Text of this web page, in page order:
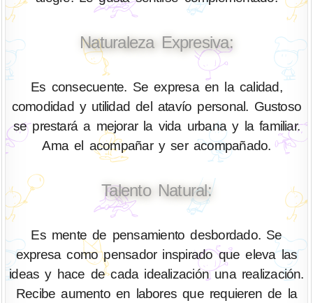
Naturaleza Expresiva:
Es consecuente. Se expresa en la calidad,
comodidad y utilidad del atavío personal. Gustoso
se prestará a mejorar la vida urbana y la familiar.
Ama el acompañar y ser acompañado.
Talento Natural:
Es mente de pensamiento desbordado. Se
expresa como pensador inspirado que eleva las
ideas y hace de cada idealización una realización.
Recibe aumento en labores que requieren de la